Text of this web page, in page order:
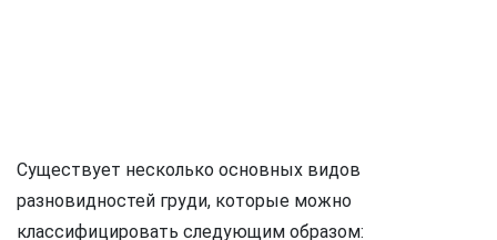
Существует несколько основных видов
разновидностей груди, которые можно
классифицировать следующим образом: